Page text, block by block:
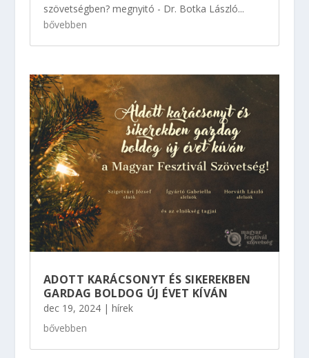
szövetségben? megnyitó - Dr. Botka László...
bővebben
ADOTT KARÁCSONYT ÉS SIKEREKBEN
GARDAG BOLDOG ÚJ ÉVET KÍVÁN
dec 19, 2024| hírek
bővebben